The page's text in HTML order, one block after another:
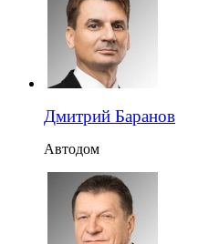
Дмитрий Баранов
Автодом